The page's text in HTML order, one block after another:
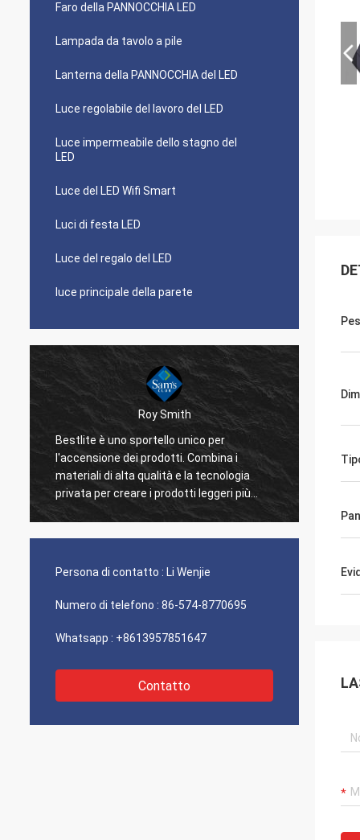
Faro della PANNOCCHIA LED
Lampada da tavolo a pile
Lanterna della PANNOCCHIA del LED
Luce regolabile del lavoro del LED
Luce impermeabile dello stagno del
LED
Luce del LED Wifi Smart
Luci di festa LED
Luce del regalo del LED
luce principale della parete
Roy Smith
Bestlite è uno sportello unico per
l'accensione dei prodotti. Combina i
materiali di alta qualità e la tecnologia
privata per creare i prodotti leggeri più
luminosi sul mercato. Bestlite è il nostro
Sono sicuro noi continuerò a riuscire in
futuro!
Persona di contatto : Li Wenjie
Numero di telefono : 86-574-8770695
Whatsapp : +8613957851647
Contatto